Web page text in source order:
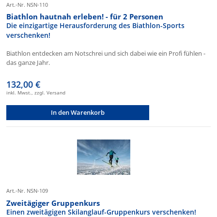
Art.-Nr. NSN-110
Biathlon hautnah erleben! - für 2 Personen
Die einzigartige Herausforderung des Biathlon-Sports
verschenken!
Biathlon entdecken am Notschrei und sich dabei wie ein Profi fühlen -
das ganze Jahr.
132,00 €
inkl. Mwst., zzgl. Versand
In den Warenkorb
Art.-Nr. NSN-109
Zweitägiger Gruppenkurs
Einen zweitägigen Skilanglauf-Gruppenkurs verschenken!